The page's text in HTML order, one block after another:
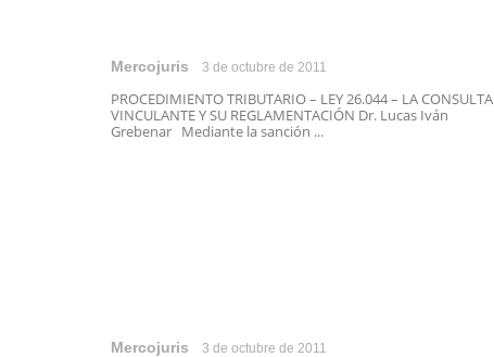
Mercojuris 3 de octubre de 2011
PROCEDIMIENTO TRIBUTARIO – LEY 26.044 – LA CONSULTA
VINCULANTE Y SU REGLAMENTACIÓN Dr. Lucas Iván
Grebenar Mediante la sanción ...
Mercojuris 3 de octubre de 2011